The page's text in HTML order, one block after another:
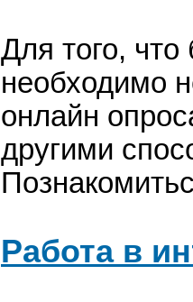
Для того,
необходимо
онлайн
другими
Работа в